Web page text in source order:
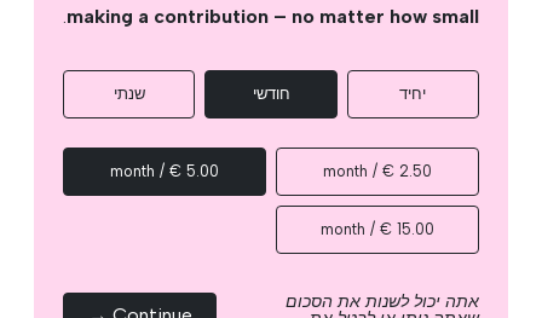
making a contribution – no matter how small
.
יחיד חודשי שנתי
2.50 € / month
5.00 € / month
15.00 € / month
אתה יכול לשנות את הסכום